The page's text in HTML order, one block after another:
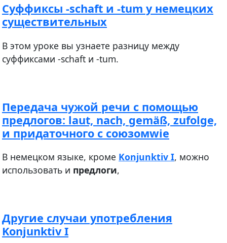
Суффиксы -schaft и -tum у немецких
существительных
В этом уроке вы узнаете разницу между
суффиксами -schaft и -tum.
Передача чужой речи с помощью
предлогов: laut, nach, gemäß, zufolge,
и придаточного с союзомwie
В немецком языке, кроме Konjunktiv I, можно
использовать и предлоги,
Другие случаи употребления
Konjunktiv I